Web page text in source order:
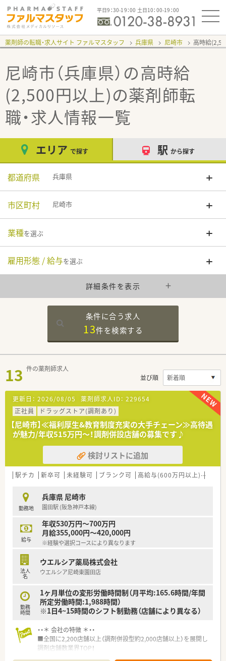
平日9：30-19：00 土日10：00-19：00
薬剤師の転職・求人サイト ファルマスタッフ 兵庫県 尼崎市 高時給
尼崎市（兵庫県）の高時給
(2,500円以上)の薬剤師転
職・求人情報一覧
エリア で探す 駅 から探す
都道府県 兵庫県
市区町村 尼崎市
業種を選ぶ
雇用形態 / 給与を選ぶ
詳細条件を表示
条件に合う求人
13件を検索する
13 件の薬剤師求人
並び順
更新日： 2026/08/05 薬剤師求人ID： 229654
正社員
ドラッグストア(調剤あり)
【尼崎市】≪福利厚生&教育制度充実の大手チェーン≫高待遇
が魅力/年収515万円～！調剤併設店舗の募集です♪
検討リストに追加
駅チカ 新卒可 未経験可 ブランク可 高給与(600万円以上)
勤務地
兵庫県 尼崎市
園田駅 (阪急神戸本線)
給与
年収530万円～700万円
月給355,000円～420,000円
※経験や選択コースにより異なります
法人
名
ウエルシア薬局株式会社
ウエルシア尼崎東園田店
勤務
時間
1ヶ月単位の変形労働時間制（月平均:165.6時間/年間
所定労働時間:1,988時間）
※1日4~15時間のシフト制勤務（店舗により異なる）
・・＊ 会社の特徴 ＊・・
■全国に2,200店舗以上（調剤併設型約2,000店舗以上）を展開し
調剤店舗数業界TOP！